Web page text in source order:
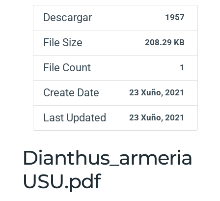
Descargar 1957
File Size 208.29 KB
File Count 1
Create Date 23 Xuño, 2021
Last Updated 23 Xuño, 2021
Dianthus_armeria
USU.pdf